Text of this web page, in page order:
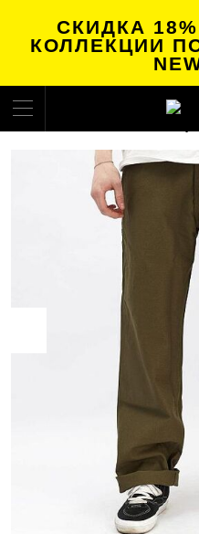
СКИДКА
КОЛЛЕКЦИИ